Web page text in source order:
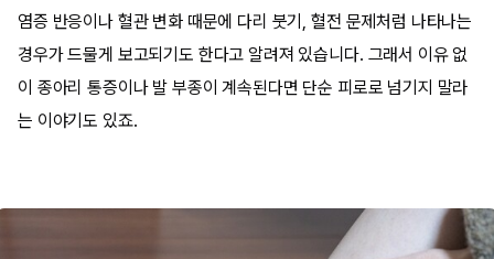
염증 반응이나 혈관 변화 때문에 다리 붓기, 혈전 문제처럼 나타나는
경우가 드물게 보고되기도 한다고 알려져 있습니다. 그래서 이유 없
이 종아리 통증이나 발 부종이 계속된다면 단순 피로로 넘기지 말라
는 이야기도 있죠.